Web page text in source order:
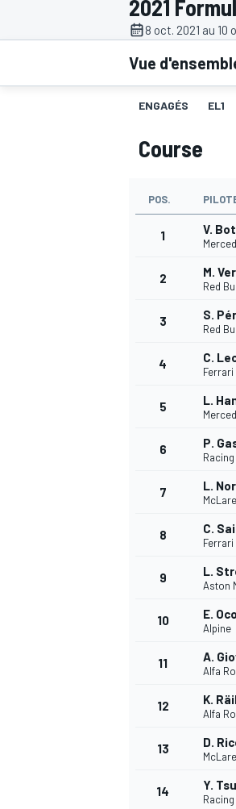
2021
8 oct. 2021 au 10
Vue
ENGAGÉS EL1
Course
POS.
1 V.
2 M.
Red
3 S.
Red
4 C.
Ferrari
5 L.
6 P.
7 L.
8 C.
Ferrari
9 L.
Aston
10 E.
Alpine
11 A.
Alfa
12 K.
Alfa
13 D.
14 Y.